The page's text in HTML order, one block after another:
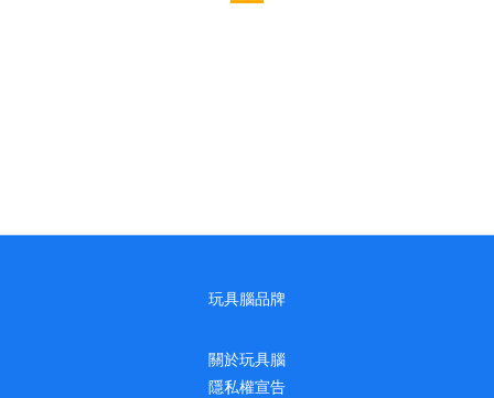
玩具腦品牌
關於玩具腦
隱私權宣告